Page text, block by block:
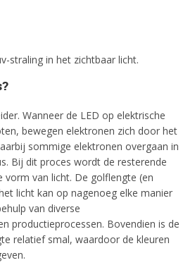
straling in het zichtbaar licht.
Wanneer de LED op elektrische
bewegen elektronen zich door het
sommige elektronen overgaan in
Bij dit proces wordt de resterende
vorm van licht. De golflengte (en
licht kan op nagenoeg elke manier
van diverse
productieprocessen. Bovendien is de
relatief smal, waardoor de kleuren